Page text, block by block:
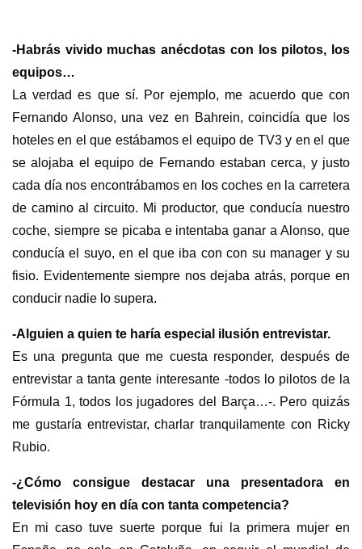
-Habrás vivido muchas anécdotas con los pilotos, los
equipos…
La verdad es que sí. Por ejemplo, me acuerdo que con
Fernando Alonso, una vez en Bahrein, coincidía que los
hoteles en el que estábamos el equipo de TV3 y en el que
se alojaba el equipo de Fernando estaban cerca, y justo
cada día nos encontrábamos en los coches en la carretera
de camino al circuito. Mi productor, que conducía nuestro
coche, siempre se picaba e intentaba ganar a Alonso, que
conducía el suyo, en el que iba con con su manager y su
fisio. Evidentemente siempre nos dejaba atrás, porque en
conducir nadie lo supera.
-Alguien a quien te haría especial ilusión entrevistar.
Es una pregunta que me cuesta responder, después de
entrevistar a tanta gente interesante -todos lo pilotos de la
Fórmula 1, todos los jugadores del Barça…-. Pero quizás
me gustaría entrevistar, charlar tranquilamente con Ricky
Rubio.
-¿Cómo consigue destacar una presentadora en
televisión hoy en día con tanta competencia?
En mi caso tuve suerte porque fui la primera mujer en